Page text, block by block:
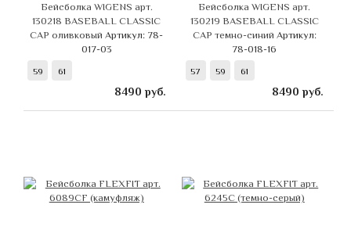
Бейсболка WIGENS арт.
130218 BASEBALL CLASSIC
CAP оливковыйАртикул: 78-
017-03
59 61
8490 руб.
Бейсболка WIGENS арт.
130219 BASEBALL CLASSIC
CAP темно-синий Артикул:
78-018-16
57 59 61
8490 руб.